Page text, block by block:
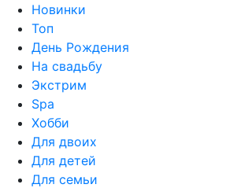
Новинки
Топ
День Рождения
На свадьбу
Экстрим
Spa
Хобби
Для двоих
Для детей
Для семьи